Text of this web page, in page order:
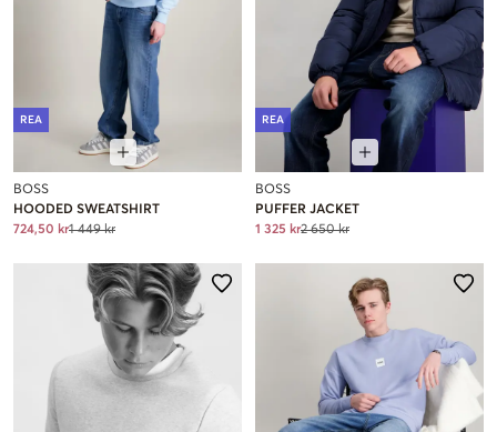
REA
BOSS
HOODED SWEATSHIRT
724,50 kr1 449 kr
REA
BOSS
PUFFER JACKET
1 325 kr2 650 kr